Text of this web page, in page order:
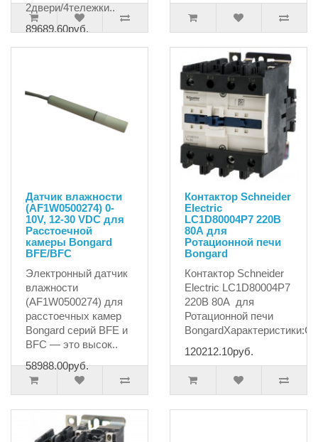
2двери/4тележки..
89689.60руб.
Датчик влажности
(AF1W0500274) 0-
10V, 12-30 VDC для
Расстоечной
камеры Bongard
BFE/BFC
Электронный датчик
влажности
(AF1W0500274) для
расстоечных камер
Bongard серий BFE и
BFC — это высок..
58988.00руб.
Контактор Schneider
Electric
LC1D80004P7 220В
80А для
Ротационной печи
Bongard
Контактор Schneider
Electric LC1D80004P7
220В 80А для
Ротационной печи
BongardХарактеристики:С..
120212.10руб.